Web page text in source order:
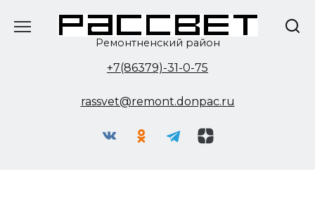
Ремонтненский район
+7(86379)-31-0-75
rassvet@remont.donpac.ru